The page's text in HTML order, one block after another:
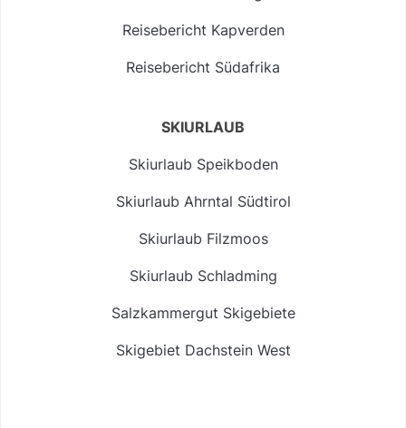
Reisebericht Kapverden
Reisebericht Südafrika
SKIURLAUB
Skiurlaub Speikboden
Skiurlaub Ahrntal Südtirol
Skiurlaub Filzmoos
Skiurlaub Schladming
Salzkammergut Skigebiete
Skigebiet Dachstein West